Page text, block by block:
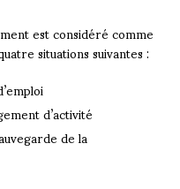
est considéré comme
situations suivantes :
d’activité
de la